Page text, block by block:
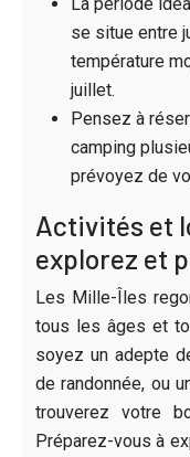
se situe entre
température
juillet.
Pensez à
camping
prévoyez de
Activités et
explorez et
Les Mille-Îles
tous les âges et
soyez un adepte
de randonnée, ou
trouverez votre
Préparez-vous à